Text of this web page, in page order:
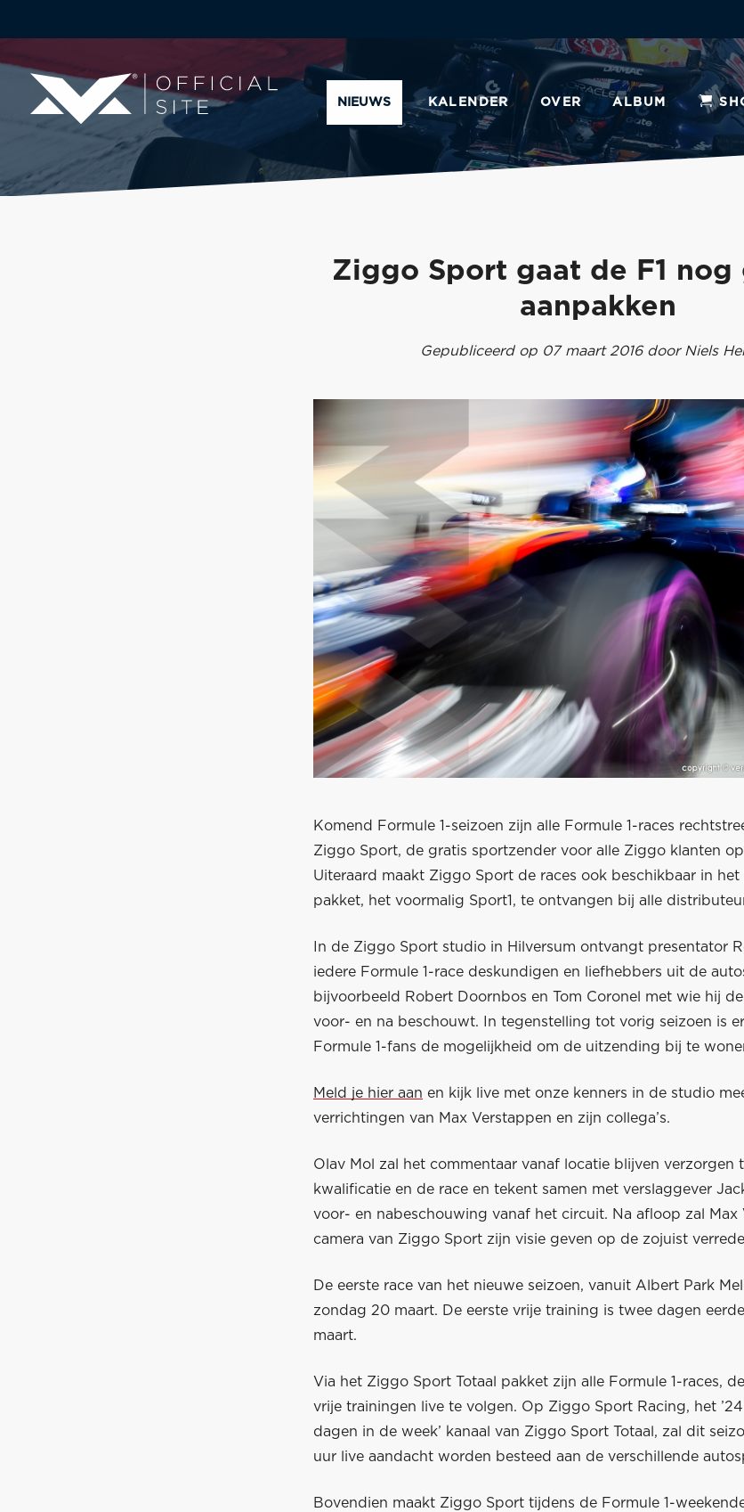
NIEUWS KALENDER OVER ALBUM
Ziggo Sport gaat de F1 nog
aanpakken
Gepubliceerd op 07 maart 2016 door Niels
Komend Formule 1-seizoen zijn alle Formule 1-races
Ziggo Sport, de gratis sportzender voor alle Ziggo klanten op
Uiteraard maakt Ziggo Sport de races ook beschikbaar in het
pakket, het voormalig Sport1, te ontvangen bij alle
In de Ziggo Sport studio in Hilversum ontvangt presentator
iedere Formule 1-race deskundigen en liefhebbers uit de
bijvoorbeeld Robert Doornbos en Tom Coronel met wie hij
voor- en na beschouwt. In tegenstelling tot vorig seizoen is
Formule 1-fans de mogelijkheid om de uitzending bij te
Meld je hier aan en kijk live met onze kenners in de studio
verrichtingen van Max Verstappen en zijn collega’s.
Olav Mol zal het commentaar vanaf locatie blijven verzorgen
kwalificatie en de race en tekent samen met verslaggever
voor- en nabeschouwing vanaf het circuit. Na afloop zal Max
camera van Ziggo Sport zijn visie geven op de zojuist
De eerste race van het nieuwe seizoen, vanuit Albert Park
zondag 20 maart. De eerste vrije training is twee dagen
maart.
Via het Ziggo Sport Totaal pakket zijn alle Formule 1-races,
vrije trainingen live te volgen. Op Ziggo Sport Racing, het
dagen in de week’ kanaal van Ziggo Sport Totaal, zal dit
uur live aandacht worden besteed aan de verschillende
Bovendien maakt Ziggo Sport tijdens de Formule 1-